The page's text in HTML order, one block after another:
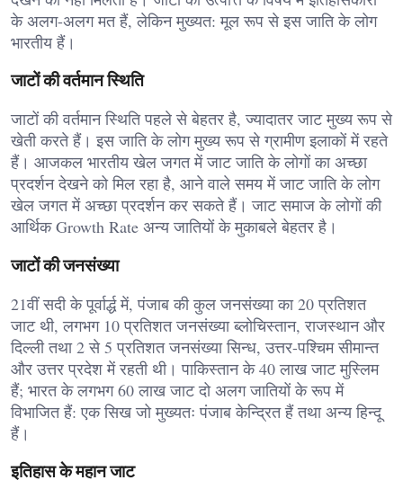
के अलग-अलग मत हैं, लेकिन मुख्यत: मूल रूप से इस जाति के लोग
भारतीय हैं।
जाटों की वर्तमान स्थिति
जाटों की वर्तमान स्थिति पहले से बेहतर है, ज्यादातर जाट मुख्य रूप से
खेती करते हैं। इस जाति के लोग मुख्य रूप से ग्रामीण इलाकों में रहते
हैं। आजकल भारतीय खेल जगत में जाट जाति के लोगों का अच्छा
प्रदर्शन देखने को मिल रहा है, आने वाले समय में जाट जाति के लोग
खेल जगत में अच्छा प्रदर्शन कर सकते हैं। जाट समाज के लोगों की
आर्थिक Growth Rate अन्य जातियों के मुकाबले बेहतर है।
जाटों की जनसंख्या
21वीं सदी के पूर्वार्द्ध में, पंजाब की कुल जनसंख्या का 20 प्रतिशत
जाट थी, लगभग 10 प्रतिशत जनसंख्या ब्लोचिस्तान, राजस्थान और
दिल्ली तथा 2 से 5 प्रतिशत जनसंख्या सिन्ध, उत्तर-पश्चिम सीमान्त
और उत्तर प्रदेश में रहती थी। पाकिस्तान के 40 लाख जाट मुस्लिम
हैं; भारत के लगभग 60 लाख जाट दो अलग जातियों के रूप में
विभाजित हैं: एक सिख जो मुख्यतः पंजाब केन्द्रित हैं तथा अन्य हिन्दू
हैं।
इतिहास के महान जाट